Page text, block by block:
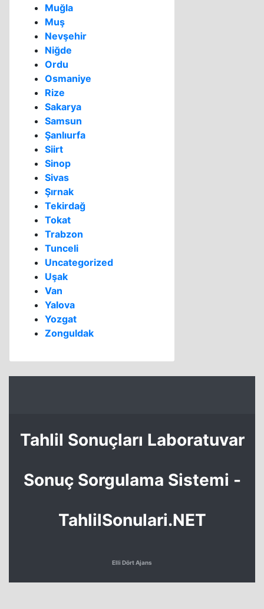
Muğla
Muş
Nevşehir
Niğde
Ordu
Osmaniye
Rize
Sakarya
Samsun
Şanlıurfa
Siirt
Sinop
Sivas
Şırnak
Tekirdağ
Tokat
Trabzon
Tunceli
Uncategorized
Uşak
Van
Yalova
Yozgat
Zonguldak
Tahlil Sonuçları Laboratuvar
Sonuç Sorgulama Sistemi -
TahlilSonulari.NET
Elli Dört Ajans